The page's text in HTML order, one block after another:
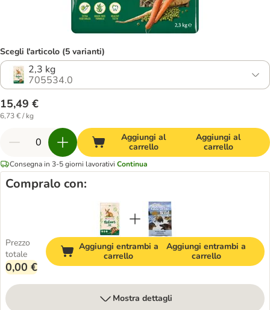
Scegli l'articolo (5 varianti)
2,3 kg
705534.0
15,49 €
6,73 € / kg
Aggiungi al
carrello
Aggiungi al
carrello
Consegna in 3-5 giorni lavorativi Continua
Compralo con:
Prezzo
totale
0,00 €
Aggiungi entrambi a
carrello
Aggiungi entrambi a
carrello
Mostra dettagli